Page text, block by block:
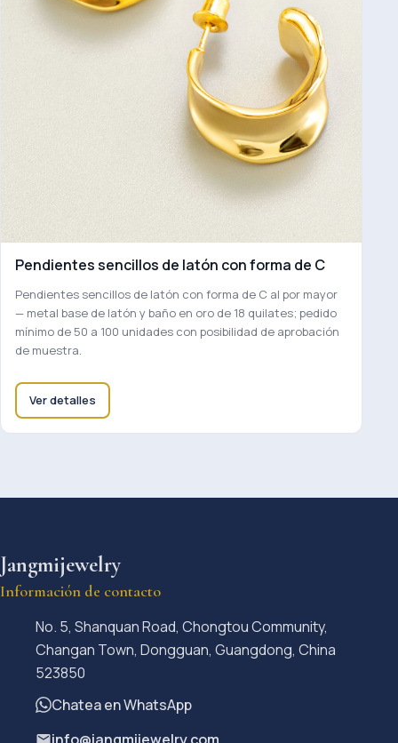
Pendientes sencillos de latón con forma de C
Pendientes sencillos de latón con forma de C al por mayor
— metal base de latón y baño en oro de 18 quilates; pedido
mínimo de 50 a 100 unidades con posibilidad de aprobación
de muestra.
Ver detalles
Jangmijewelry
Información de contacto
No. 5, Shanquan Road, Chongtou Community,
Changan Town, Dongguan, Guangdong, China
523850
Chatea en WhatsApp